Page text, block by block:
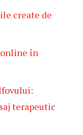
create de
în
terapeutic